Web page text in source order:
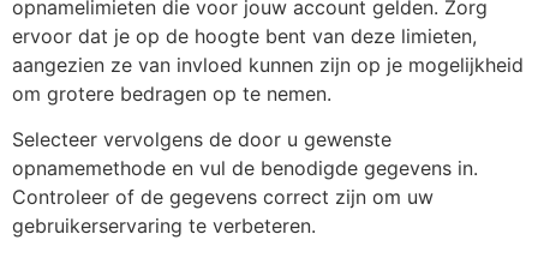
opnamelimieten die voor jouw account gelden. Zorg
ervoor dat je op de hoogte bent van deze limieten,
aangezien ze van invloed kunnen zijn op je mogelijkheid
om grotere bedragen op te nemen.
Selecteer vervolgens de door u gewenste
opnamemethode en vul de benodigde gegevens in.
Controleer of de gegevens correct zijn om uw
gebruikerservaring te verbeteren.